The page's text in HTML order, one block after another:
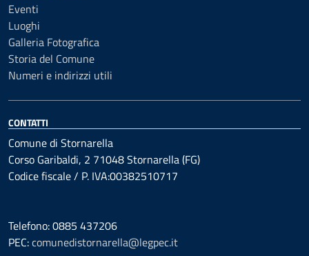
Eventi
Luoghi
Galleria Fotografica
Storia del Comune
Numeri e indirizzi utili
CONTATTI
Comune di Stornarella
Corso Garibaldi, 2 71048 Stornarella (FG)
Codice fiscale / P. IVA:00382510717
Telefono: 0885 437206
PEC:comunedistornarella@legpec.it